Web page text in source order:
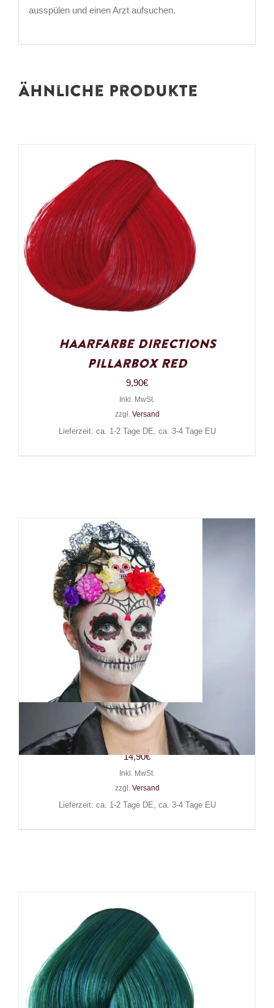
ausspülen und einen Arzt aufsuchen.
Ähnliche Produkte
Haarfarbe Directions
Pillarbox Red
9,90€
Inkl. MwSt.
zzgl. Versand
Lieferzeit: ca. 1-2 Tage DE, ca. 3-4 Tage EU
Boland Haarreif Day of the
Dead
14,90€
Inkl. MwSt.
zzgl. Versand
Lieferzeit: ca. 1-2 Tage DE, ca. 3-4 Tage EU